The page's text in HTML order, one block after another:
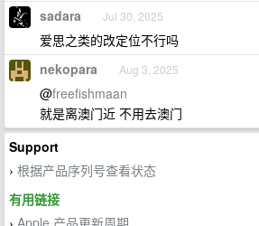
sadara Jul 30, 2025
爱思之类的改定位不行吗
nekopara Aug 3, 2025
@freefishmaan
就是离澳门近 不用去澳门
Support
› 根据产品序列号查看状态
有用链接
Apple 产品更新周期